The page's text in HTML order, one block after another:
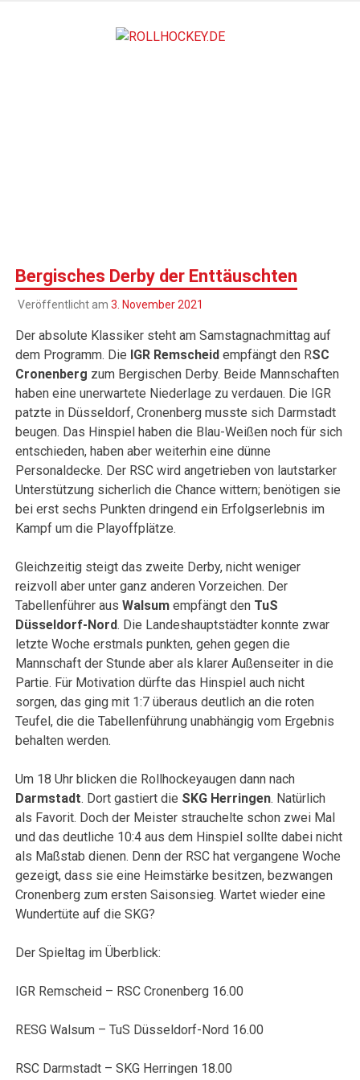
Bergisches Derby der Enttäuschten
Veröffentlicht am 3. November 2021
Der absolute Klassiker steht am Samstagnachmittag auf
dem Programm. Die IGR Remscheid empfängt den RSC
Cronenberg zum Bergischen Derby. Beide Mannschaften
haben eine unerwartete Niederlage zu verdauen. Die IGR
patzte in Düsseldorf, Cronenberg musste sich Darmstadt
beugen. Das Hinspiel haben die Blau-Weißen noch für sich
entschieden, haben aber weiterhin eine dünne
Personaldecke. Der RSC wird angetrieben von lautstarker
Unterstützung sicherlich die Chance wittern; benötigen sie
bei erst sechs Punkten dringend ein Erfolgserlebnis im
Kampf um die Playoffplätze.
Gleichzeitig steigt das zweite Derby, nicht weniger
reizvoll aber unter ganz anderen Vorzeichen. Der
Tabellenführer ausWalsumempfängt den TuS
Düsseldorf-Nord. Die Landeshauptstädter konnte zwar
letzte Woche erstmals punkten, gehen gegen die
Mannschaft der Stunde aber als klarer Außenseiter in die
Partie. Für Motivation dürfte das Hinspiel auch nicht
sorgen, das ging mit 1:7 überaus deutlich an die roten
Teufel, die die Tabellenführung unabhängig vom Ergebnis
behalten werden.
Um 18 Uhr blicken die Rollhockeyaugen dann nach
Darmstadt. Dort gastiert die SKG Herringen. Natürlich
als Favorit. Doch der Meister strauchelte schon zwei Mal
und das deutliche 10:4 aus dem Hinspiel sollte dabei nicht
als Maßstab dienen. Denn der RSC hat vergangene Woche
gezeigt, dass sie eine Heimstärke besitzen, bezwangen
Cronenberg zum ersten Saisonsieg. Wartet wieder eine
Wundertüte auf die SKG?
Der Spieltag im Überblick:
IGR Remscheid – RSC Cronenberg 16.00
RESG Walsum – TuS Düsseldorf-Nord 16.00
RSC Darmstadt – SKG Herringen 18.00